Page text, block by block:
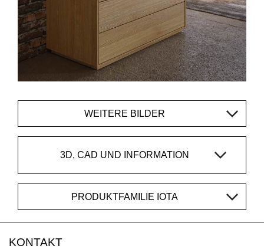
WEITERE BILDER
3D, CAD UND INFORMATION
PRODUKTFAMILIE IOTA
KONTAKT